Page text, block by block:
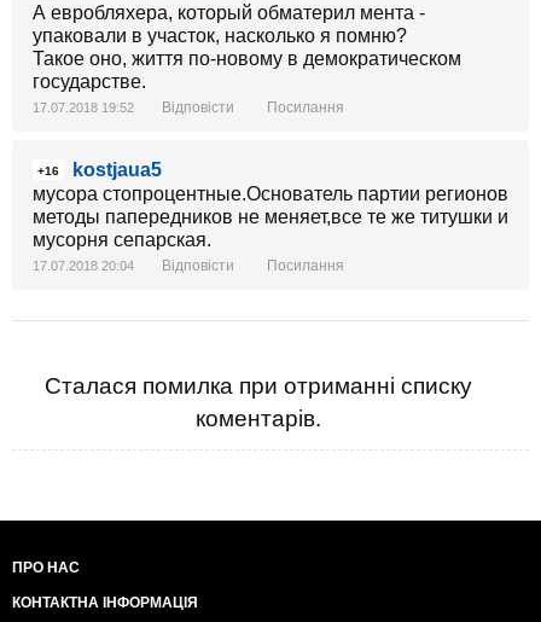
А евробляхера, который обматерил мента -
упаковали в участок, насколько я помню?
Такое оно, життя по-новому в демократическом
государстве.
17.07.2018 19:52 Відповісти Посилання
+16
kostjaua5
мусора стопроцентные.Основатель партии регионов
методы папередников не меняет,все те же титушки и
мусорня сепарская.
17.07.2018 20:04 Відповісти Посилання
Сталася помилка при отриманні списку
коментарів.
ПРО НАС
КОНТАКТНА ІНФОРМАЦІЯ